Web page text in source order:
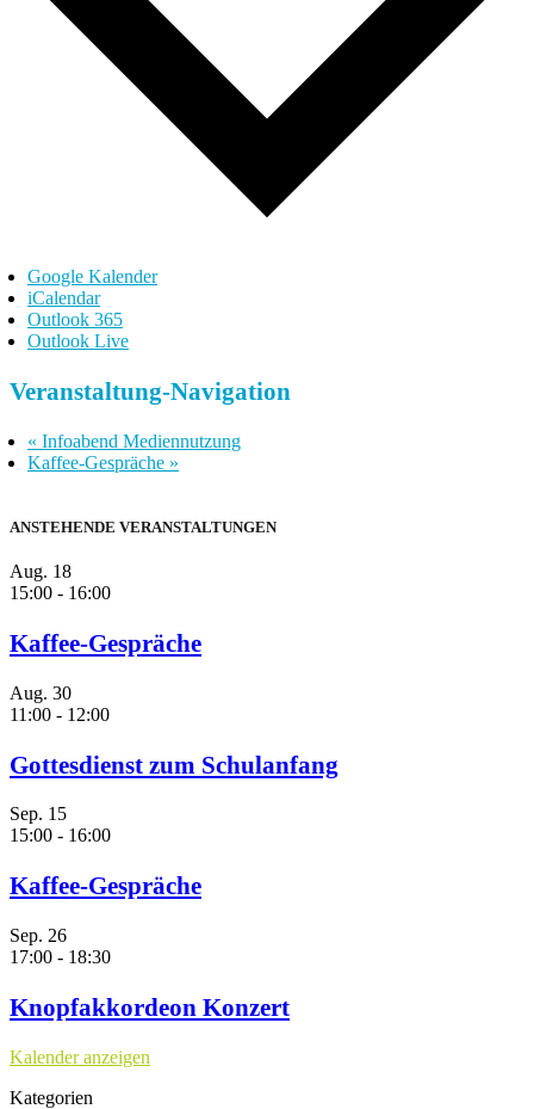
Google Kalender
iCalendar
Outlook 365
Outlook Live
Veranstaltung-Navigation
« Infoabend Mediennutzung
Kaffee-Gespräche »
ANSTEHENDE VERANSTALTUNGEN
Aug. 18
15:00 - 16:00
Kaffee-Gespräche
Aug. 30
11:00 - 12:00
Gottesdienst zum Schulanfang
Sep. 15
15:00 - 16:00
Kaffee-Gespräche
Sep. 26
17:00 - 18:30
Knopfakkordeon Konzert
Kalender anzeigen
Kategorien